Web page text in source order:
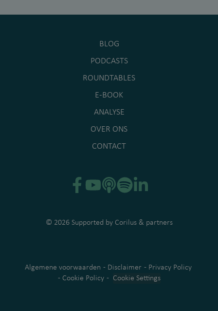
BLOG
PODCASTS
ROUNDTABLES
E-BOOK
ANALYSE
OVER ONS
CONTACT
© 2026 Supported by Corilus& partners
Algemene voorwaarden - Disclaimer - Privacy Policy
- Cookie Policy- Cookie Settings